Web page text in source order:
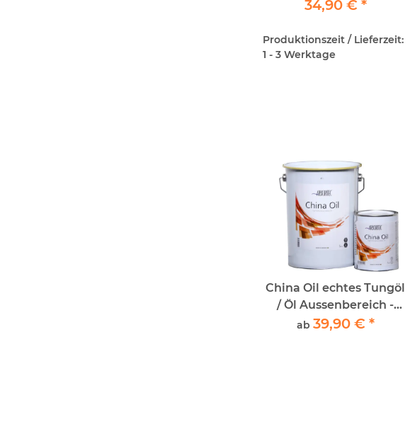
- Pflegeöl für geöltes
34,90 € *
Produktionszeit / Lieferzeit:
1 - 3 Werktage
China Oil echtes Tungöl
/ Öl Aussenbereich -
Transparent
ab 39,90 € *